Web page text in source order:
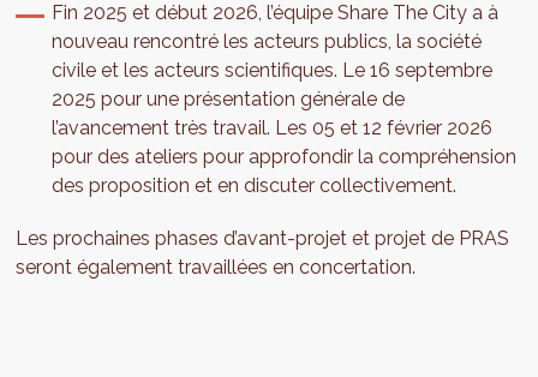
Fin 2025 et début 2026, l’équipe Share The City a à
nouveau rencontré les acteurs publics, la société
civile et les acteurs scientifiques. Le 16 septembre
2025 pour une présentation générale de
l’avancement très travail. Les 05 et 12 février 2026
pour des ateliers pour approfondir la compréhension
des proposition et en discuter collectivement.
Les prochaines phases d’avant-projet et projet de PRAS
seront également travaillées en concertation.